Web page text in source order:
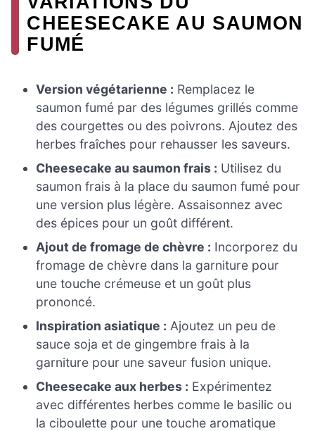
CHEESECAKE AU SAUMON
FUMÉ
Version végétarienne : Remplacez le
saumon fumé par des légumes grillés comme
des courgettes ou des poivrons. Ajoutez des
herbes fraîches pour rehausser les saveurs.
Cheesecake au saumon frais : Utilisez du
saumon frais à la place du saumon fumé pour
une version plus légère. Assaisonnez avec
des épices pour un goût différent.
Ajout de fromage de chèvre : Incorporez du
fromage de chèvre dans la garniture pour
une touche crémeuse et un goût plus
prononcé.
Inspiration asiatique : Ajoutez un peu de
sauce soja et de gingembre frais à la
garniture pour une saveur fusion unique.
Cheesecake aux herbes : Expérimentez
avec différentes herbes comme le basilic ou
la ciboulette pour une touche aromatique